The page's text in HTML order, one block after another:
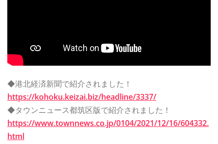
◆港北経済新聞で紹介されました！
https://kohoku.keizai.biz/headline/3337/
◆タウンニュース都筑区版で紹介されました！
https://www.townnews.co.jp/0104/2021/12/16/604332.
html